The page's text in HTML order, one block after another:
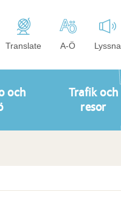
Translate A-Ö Lyssna
och
Trafik och
resor